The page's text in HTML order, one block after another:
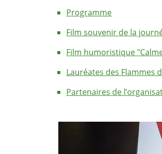
Programme
Film souvenir de la
Film humoristique
Lauréates des Flammes
Partenaires de